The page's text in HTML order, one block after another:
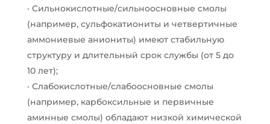
· Сильнокислотные/сильноосновные смолы
(например, сульфокатиониты и четвертичные
аммониевые аниониты) имеют стабильную
структуру и длительный срок службы (от 5 до
10 лет);
· Слабокислотные/слабоосновные смолы
(например, карбоксильные и первичные
аминные смолы) обладают низкой химической